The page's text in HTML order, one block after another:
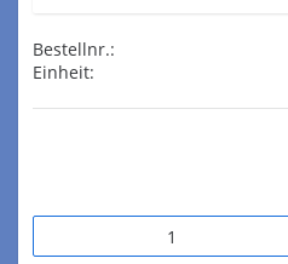
Bestellnr.:
Einheit: